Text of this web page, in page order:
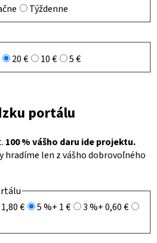
Týždenne
20 € 10 € 5 €
portálu
100 % vášho daru ide projektu.
hradíme len z vášho dobrovoľného
€ 5 %+ 1 € 3 %+ 0,60 €